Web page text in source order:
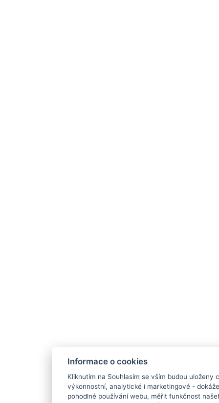
Informace o cookies
Kliknutím na Souhlasím se vším budou uloženy
výkonnostní, analytické i marketingové -
pohodlné používání webu, měřit funkčnost